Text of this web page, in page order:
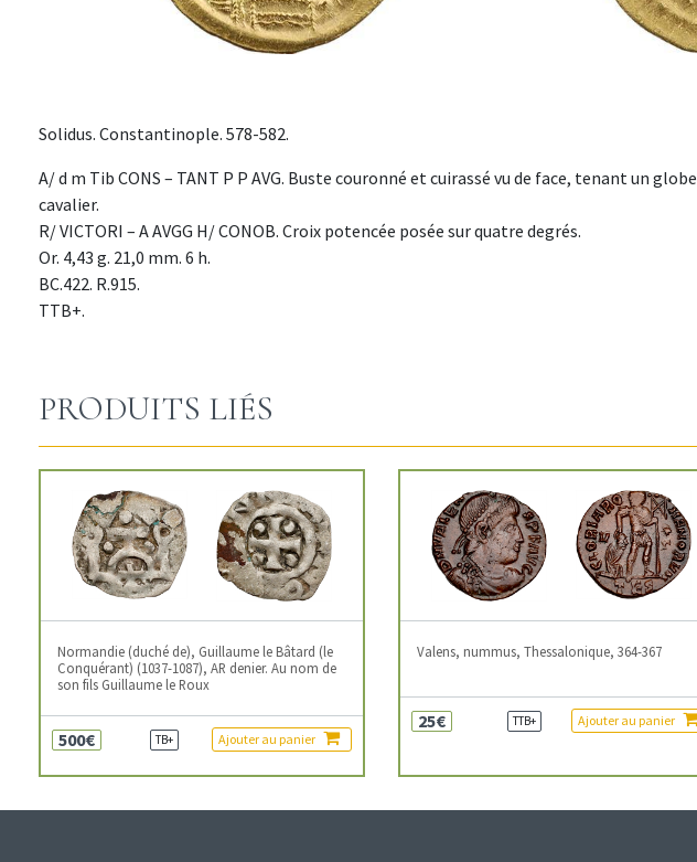
Solidus. Constantinople. 578-582.
A/ d m Tib CONS – TANT P P AVG. Buste couronné et cuirassé vu de face, tenant un
cavalier.
R/ VICTORI – A AVGG H/ CONOB. Croix potencée posée sur quatre degrés.
Or. 4,43 g. 21,0 mm. 6 h.
BC.422. R.915.
TTB+.
PRODUITS LIÉS
Normandie (duché de), Guillaume le Bâtard (le
Conquérant) (1037-1087), AR denier. Au nom de
son fils Guillaume le Roux
500€ TB+ Ajouter au panier
Valens, nummus, Thessalonique, 364-367
25€ TTB+ Ajouter au panier